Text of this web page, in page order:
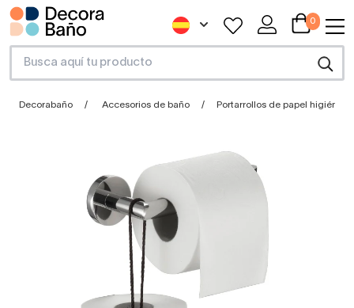
0
Decorabaño Accesorios de baño Portarrollos de papel higiénico